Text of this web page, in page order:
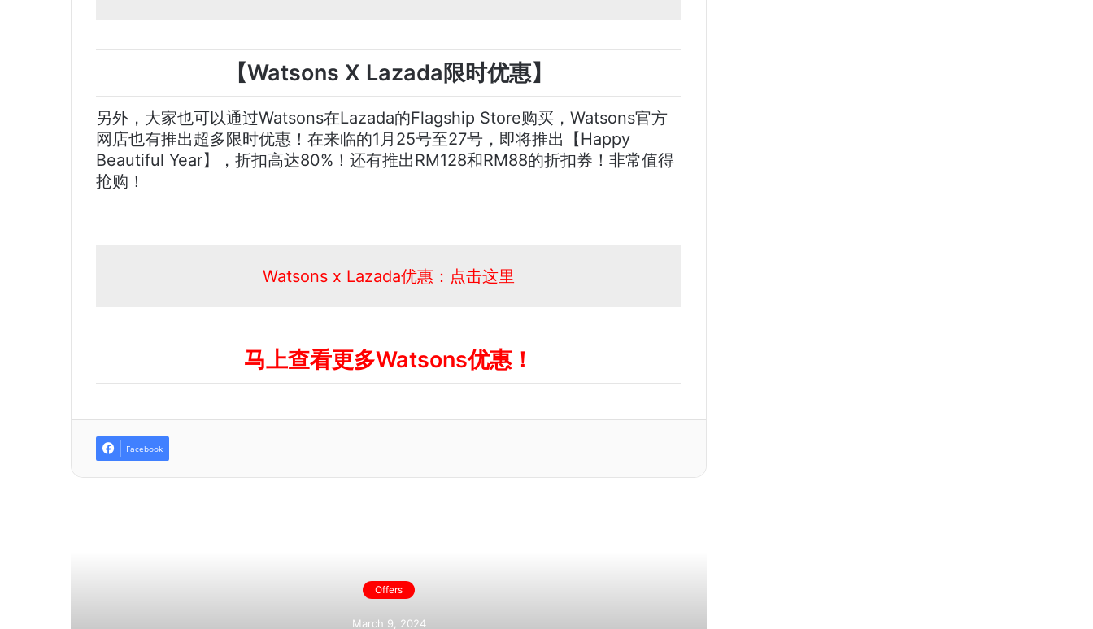
【Watsons X Lazada限时优惠】
另外，大家也可以通过Watsons在Lazada的Flagship Store购买，Watsons官方
网店也有推出超多限时优惠！在来临的1月25号至27号，即将推出【Happy
Beautiful Year】，折扣高达80%！还有推出RM128和RM88的折扣券！非常值得
抢购！
Watsons x Lazada优惠：点击这里
马上查看更多Watsons优惠！
Facebook
Offers
March 9, 2024